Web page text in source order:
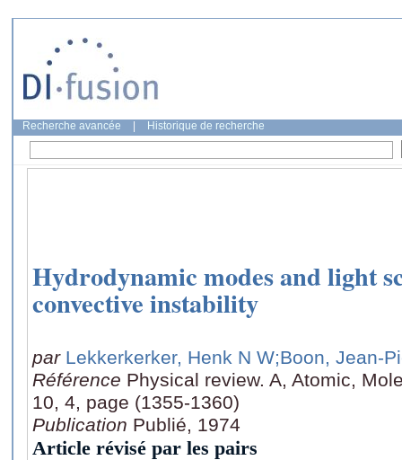
Recherche avancée Historique de recherche
Hydrodynamic modes and light
convective instability
par Lekkerkerker, Henk N W;Boon, Jean-
Référence Physical review. A, Atomic,
10, 4, page (1355-1360)
Publication Publié, 1974
Article révisé par les pairs